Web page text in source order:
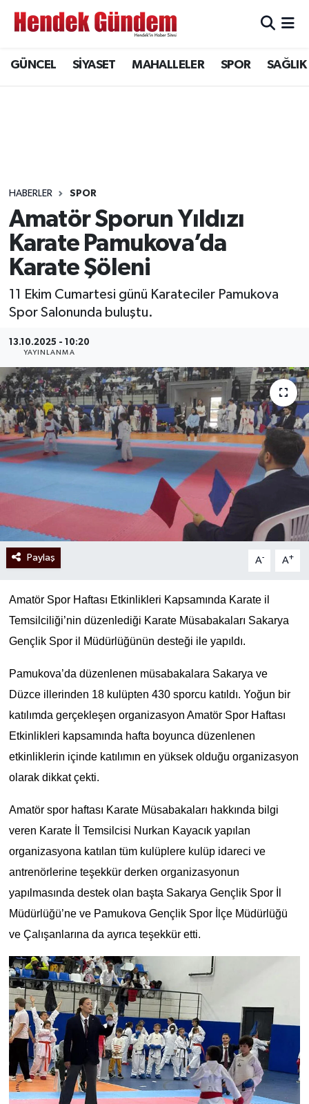
GÜNCEL SİYASET MAHALLELER SPOR SAĞLIK
HABERLER SPOR
Amatör Sporun Yıldızı
Karate Pamukova’da
Karate Şöleni
11 Ekim Cumartesi günü Karateciler Pamukova
Spor Salonunda buluştu.
13.10.2025 - 10:20
YAYINLANMA
Paylaş A- A+
Amatör Spor Haftası Etkinlikleri Kapsamında Karate il
Temsilciliği’nin düzenlediği Karate Müsabakaları Sakarya
Gençlik Spor il Müdürlüğünün desteği ile yapıldı.
Pamukova’da düzenlenen müsabakalara Sakarya ve
Düzce illerinden 18 kulüpten 430 sporcu katıldı. Yoğun bir
katılımda gerçekleşen organizasyon Amatör Spor Haftası
Etkinlikleri kapsamında hafta boyunca düzenlenen
etkinliklerin içinde katılımın en yüksek olduğu organizasyon
olarak dikkat çekti.
Amatör spor haftası Karate Müsabakaları hakkında bilgi
veren Karate İl Temsilcisi Nurkan Kayacık yapılan
organizasyona katılan tüm kulüplere kulüp idareci ve
antrenörlerine teşekkür derken organizasyonun
yapılmasında destek olan başta Sakarya Gençlik Spor İl
Müdürlüğü’ne ve Pamukova Gençlik Spor İlçe Müdürlüğü
ve Çalışanlarına da ayrıca teşekkür etti.
Sakarya Hava Durumu
Süper Lig Puan Durumu ve Fikstür
Tüm Manşetler
Son Dakika Haberleri
Haber Arşivi